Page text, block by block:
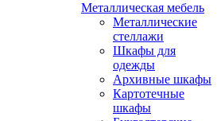
Металлическая мебель
Металлические
стеллажи
Шкафы для
одежды
Архивные шкафы
Картотечные
шкафы